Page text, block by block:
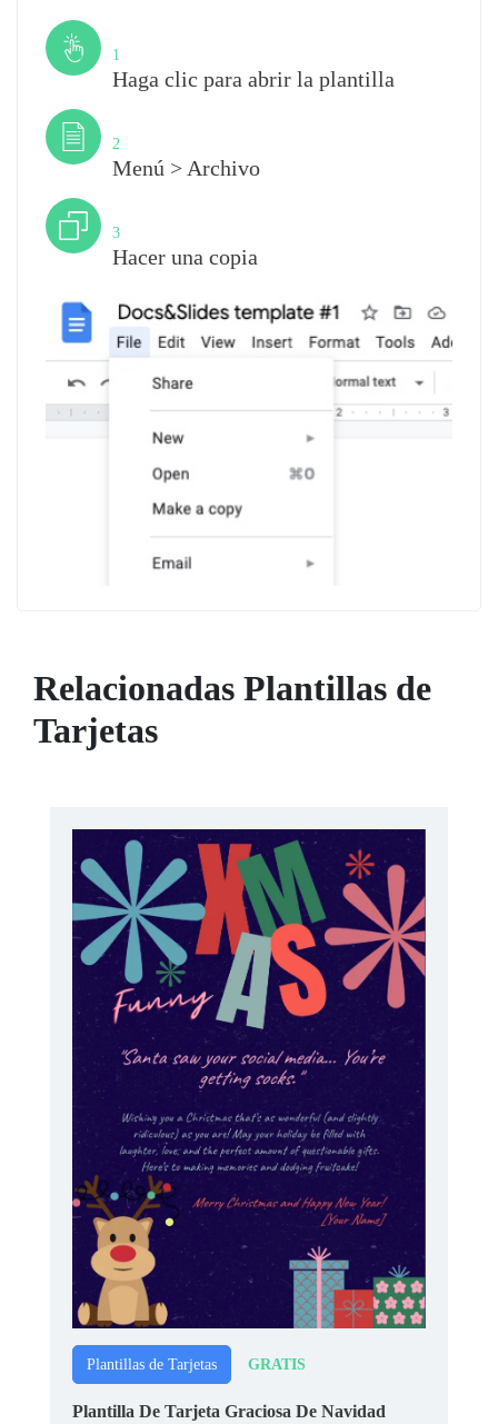
1
Haga clic para abrir la plantilla
2
Menú > Archivo
3
Hacer una copia
Relacionadas Plantillas de
Tarjetas
Plantillas de Tarjetas GRATIS
Plantilla De Tarjeta Graciosa De Navidad